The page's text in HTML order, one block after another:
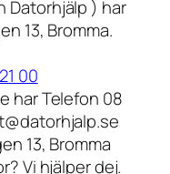
Datorhjälp ) har
13, Bromma.
00
har Telefon 08
13, Bromma
Vi hjälper dej.